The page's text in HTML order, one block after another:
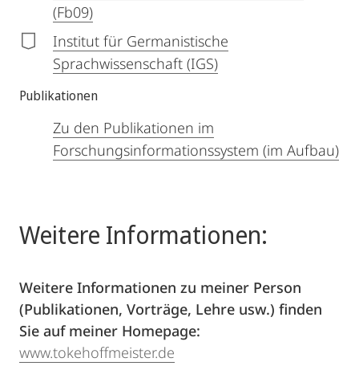
(Fb09)
Institut für Germanistische
Sprachwissenschaft (IGS)
Publikationen
Zu den Publikationen im
Forschungsinformationssystem (im Aufbau)
Weitere Informationen:
Weitere Informationen zu meiner Person
(Publikationen, Vorträge, Lehre usw.) finden
Sie auf meiner Homepage:
www.tokehoffmeister.de